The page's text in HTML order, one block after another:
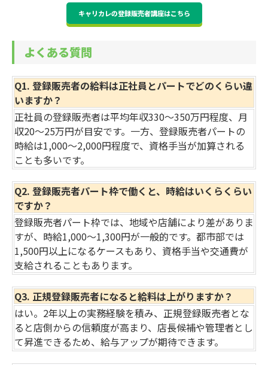
キャリカレの登録販売者講座はこちら
よくある質問
Q1. 登録販売者の給料は正社員とパートでどのくらい違
いますか？
正社員の登録販売者は平均年収330～350万円程度、月
収20～25万円が目安です。一方、登録販売者パートの
時給は1,000～2,000円程度で、資格手当が加算される
ことも多いです。
Q2. 登録販売者パート枠で働くと、時給はいくらくらい
ですか？
登録販売者パート枠では、地域や店舗により差がありま
すが、時給1,000～1,300円が一般的です。都市部では
1,500円以上になるケースもあり、資格手当や交通費が
支給されることもあります。
Q3. 正規登録販売者になると給料は上がりますか？
はい。2年以上の実務経験を積み、正規登録販売者とな
ると店側からの信頼度が高まり、店長候補や管理者とし
て昇進できるため、給与アップが期待できます。